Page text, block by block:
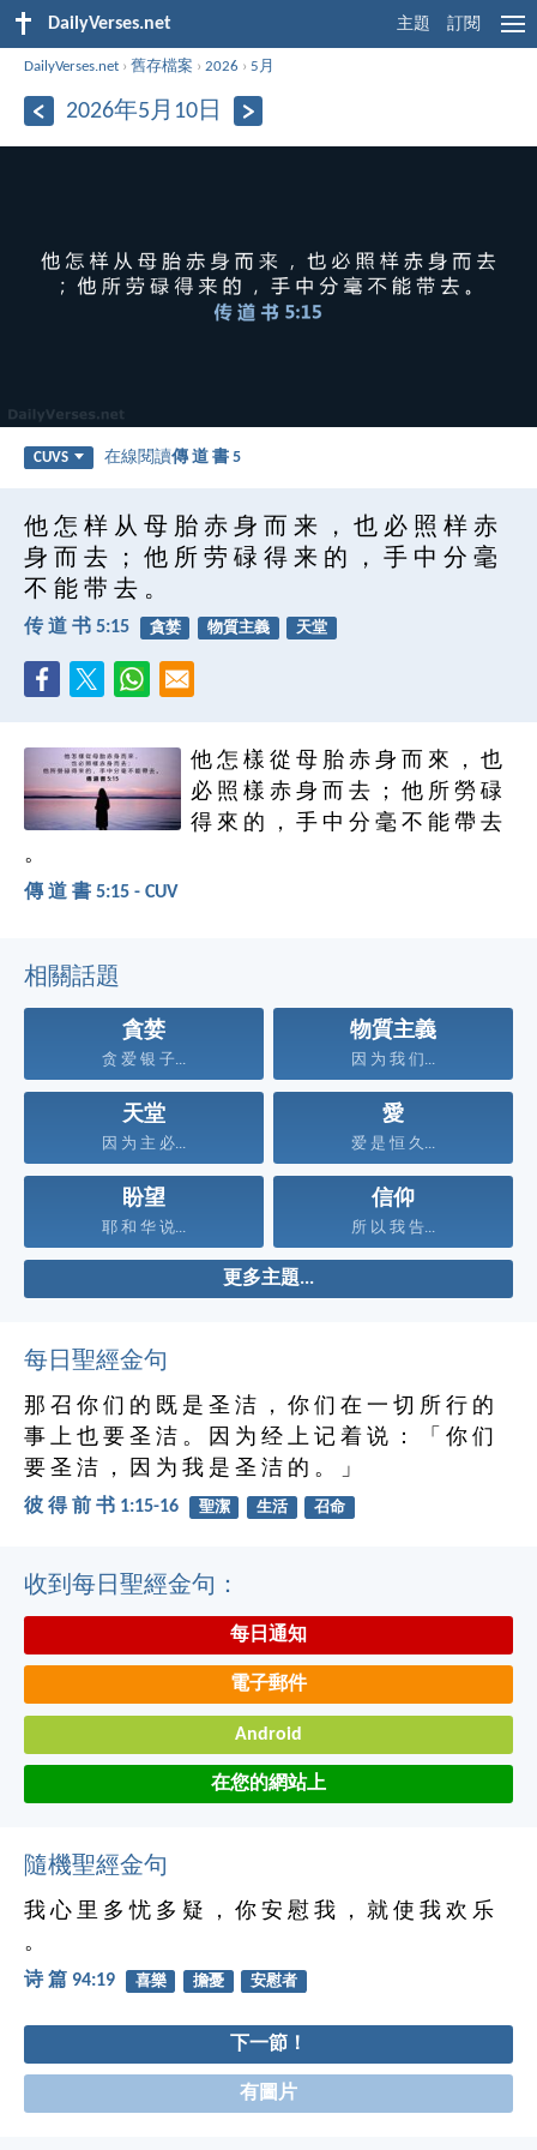
DailyVerses.net 主題 訂閱
DailyVerses.net ›舊存檔案 ›2026 ›5月
2026年5月10日
CUVS 在線閱讀傳 道 書 5
他 怎 样 从 母 胎 赤 身 而 来 ， 也 必 照 样 赤
身 而 去 ； 他 所 劳 碌 得 来 的 ， 手 中 分 毫
不 能 带 去 。
传 道 书 5:15 貪婪 物質主義 天堂
他 怎 樣 從 母 胎 赤 身 而 來 ， 也
必 照 樣 赤 身 而 去 ； 他 所 勞 碌
得 來 的 ， 手 中 分 毫 不 能 帶 去
。
傳 道 書 5:15 - CUV
相關話題
貪婪
贪 爱 银 子...
物質主義
因 为 我 们...
天堂
因 为 主 必...
愛
爱 是 恒 久...
盼望
耶 和 华 说...
信仰
所 以 我 告...
更多主題...
每日聖經金句
那 召 你 们 的 既 是 圣 洁 ， 你 们 在 一 切 所 行 的
事 上 也 要 圣 洁 。 因 为 经 上 记 着 说 ： 「 你 们
要 圣 洁 ， 因 为 我 是 圣 洁 的 。 」
彼 得 前 书 1:15-16 聖潔 生活 召命
收到每日聖經金句：
每日通知
電子郵件
Android
在您的網站上
隨機聖經金句
我 心 里 多 忧 多 疑 ， 你 安 慰 我 ， 就 使 我 欢 乐
。
诗 篇 94:19 喜樂 擔憂 安慰者
下一節！
有圖片